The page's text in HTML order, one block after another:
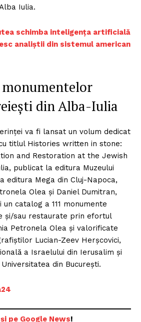
Iulia.
schimba inteligența artificială
analiștii din sistemul american
monumentelor
din Alba-Iulia
va fi lansat un volum dedicat
titlul Histories written in stone:
and Restoration at the Jewish
publicat la editura Muzeului
editura Mega din Cluj-Napoca,
Olea și Daniel Dumitran,
catalog a 111 monumente
și/sau restaurate prin efortul
Petronela Olea și valorificate
Lucian-Zeev Herșcovici,
a Israelului din Ierusalim și
din București.
pe Google News!